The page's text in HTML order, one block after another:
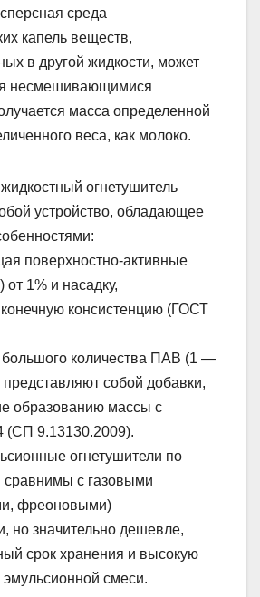
среда
капель веществ,
в другой жидкости, может
несмешивающимися
масса определенной
веса, как молоко.
огнетушитель
устройство, обладающее
поверхностно-активные
1% и насадку,
консистенцию (ГОСТ
большого количества ПАВ (1 —
собой добавки,
образованию массы с
(СП 9.13130.2009).
огнетушители по
сравнимы с газовыми
фреоновыми)
но значительно дешевле,
срок хранения и высокую
смеси.